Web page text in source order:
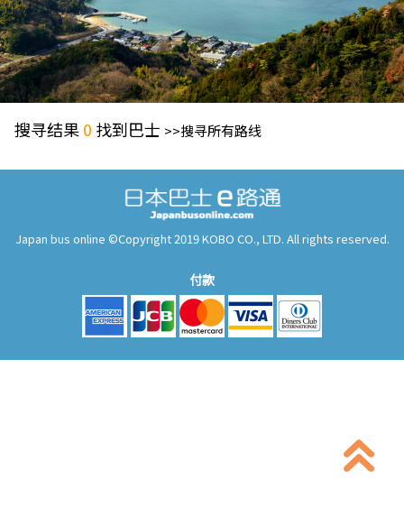
搜寻结果0 找到巴士 >>搜寻所有路线
Japan bus online ©Copyright 2019 KOBO CO., LTD. All rights reserved.
付款